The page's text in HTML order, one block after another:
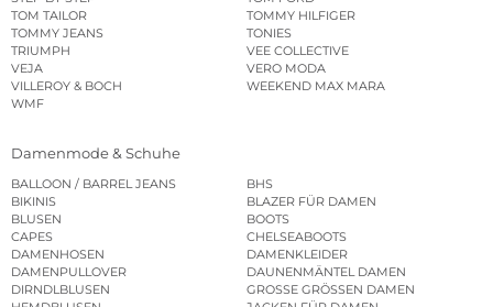
TOM TAILOR
TOMMY HILFIGER
TOMMY JEANS
TONIES
TRIUMPH
VEE COLLECTIVE
VEJA
VERO MODA
VILLEROY & BOCH
WEEKEND MAX MARA
WMF
Damenmode & Schuhe
BALLOON / BARREL JEANS
BHS
BIKINIS
BLAZER FÜR DAMEN
BLUSEN
BOOTS
CAPES
CHELSEABOOTS
DAMENHOSEN
DAMENKLEIDER
DAMENPULLOVER
DAUNENMÄNTEL DAMEN
DIRNDLBLUSEN
GROSSE GRÖSSEN DAMEN